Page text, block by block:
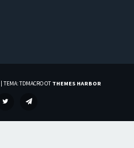
| ТЕМА: TDMACRO ОТ THEMES HARBOR
TWITTER